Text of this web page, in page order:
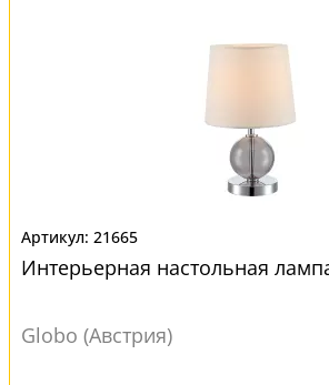
21665
Интерьерная настольная
Globo (Австрия)